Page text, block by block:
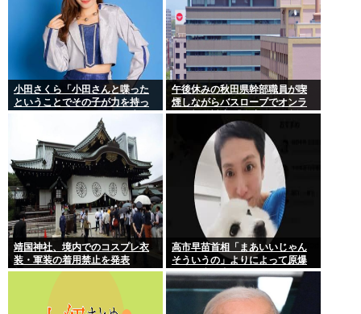
小田さくら「小田さんと喋った
ということでその子が力を持っ
てしまわないように、研修生と
午後休みの秋田県幹部職員が喫
煙しながらバスローブでオンラ
イン報道対応 「自宅」との説明
に疑義 背景がラブホテルの客室
ような壁紙
靖国神社、境内でのコスプレ衣
装・軍装の着用禁止を発表
高市早苗首相「まあいいじゃん
そういうの」よりによって原爆
の日に歯医者に行ってたことが
発覚し批判が殺到大炎上